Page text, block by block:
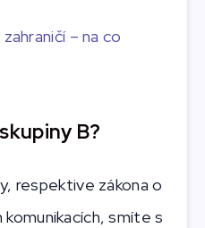
– na co
B?
respektive zákona o
smíte s